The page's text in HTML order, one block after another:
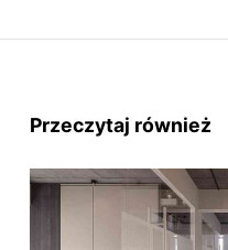
Przeczytaj również